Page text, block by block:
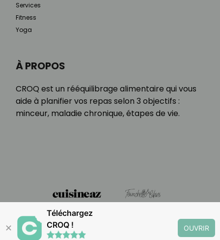
À PROPOS
CROQ est un rééquilibrage alimentaire qui vous
aide à planifier vos repas selon 3 objectifs :
minceur, maladie chronique, étapes de vie.
Services
Fitness
Yoga
✕
Téléchargez
CROQ !
OUVRIR